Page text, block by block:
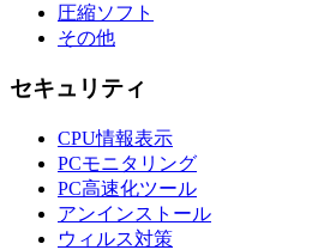
圧縮ソフト
その他
セキュリティ
CPU情報表示
PCモニタリング
PC高速化ツール
アンインストール
ウィルス対策